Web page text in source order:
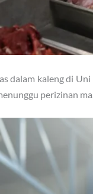
dalam kaleng di
perizinan